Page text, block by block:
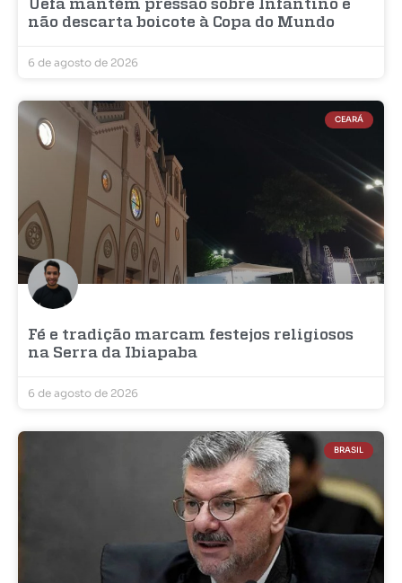
Uefa mantém pressão sobre Infantino e
não descarta boicote à Copa do Mundo
6 de agosto de 2026
CEARÁ
Fé e tradição marcam festejos religiosos
na Serra da Ibiapaba
6 de agosto de 2026
BRASIL